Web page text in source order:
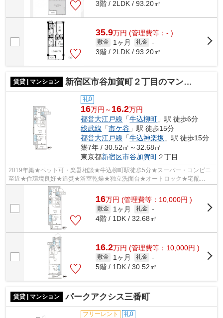
3階 / 2LDK / 93.20㎡
35.9万円 (管理費等：- )
敷金 1ヶ月 礼金 -
3階 / 2LDK / 93.20㎡
賃貸 | マンション 新宿区市谷加賀町２丁目のマンション
礼0
16万円～ 16.2万円
都営大江戸線 「牛込柳町 」駅 徒歩6分
総武線 「市ケ谷 」駅 徒歩15分
都営大江戸線 「牛込神楽坂 」駅 徒歩15分
築7年 / 30.52㎡～32.68㎡
東京都新宿区市谷加賀町２丁目
2019年築★ペット可・楽器相談★牛込柳町駅徒歩5分★スーパー・コンビニ
至近★住環境良好★追焚★浴室乾燥★独立洗面台★オートロック★宅配
16万円 (管理費等：10,000円 )
敷金 1ヶ月 礼金 -
4階 / 1DK / 32.68㎡
16.2万円 (管理費等：10,000円 )
敷金 1ヶ月 礼金 -
5階 / 1DK / 30.52㎡
賃貸 | マンション パークアクシス三番町
フリーレント 礼0